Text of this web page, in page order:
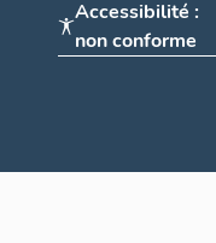
Accessibilité :
non conforme